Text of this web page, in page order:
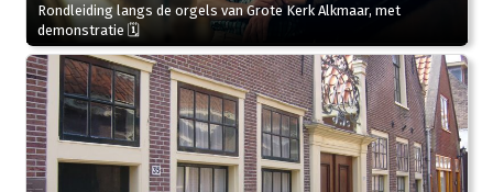
Rondleiding langs de orgels van Grote Kerk Alkmaar, met
demonstratie 🗓